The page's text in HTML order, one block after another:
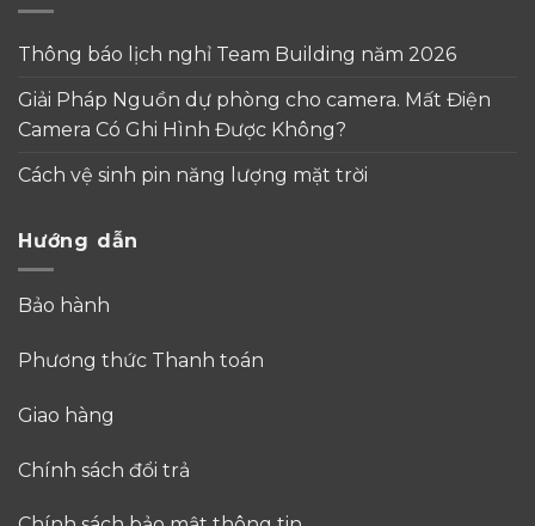
Thông báo lịch nghỉ Team Building năm 2026
Giải Pháp Nguồn dự phòng cho camera. Mất Điện
Camera Có Ghi Hình Được Không?
Cách vệ sinh pin năng lượng mặt trời
Hướng dẫn
Bảo hành
Phương thức Thanh toán
Giao hàng
Chính sách đổi trả